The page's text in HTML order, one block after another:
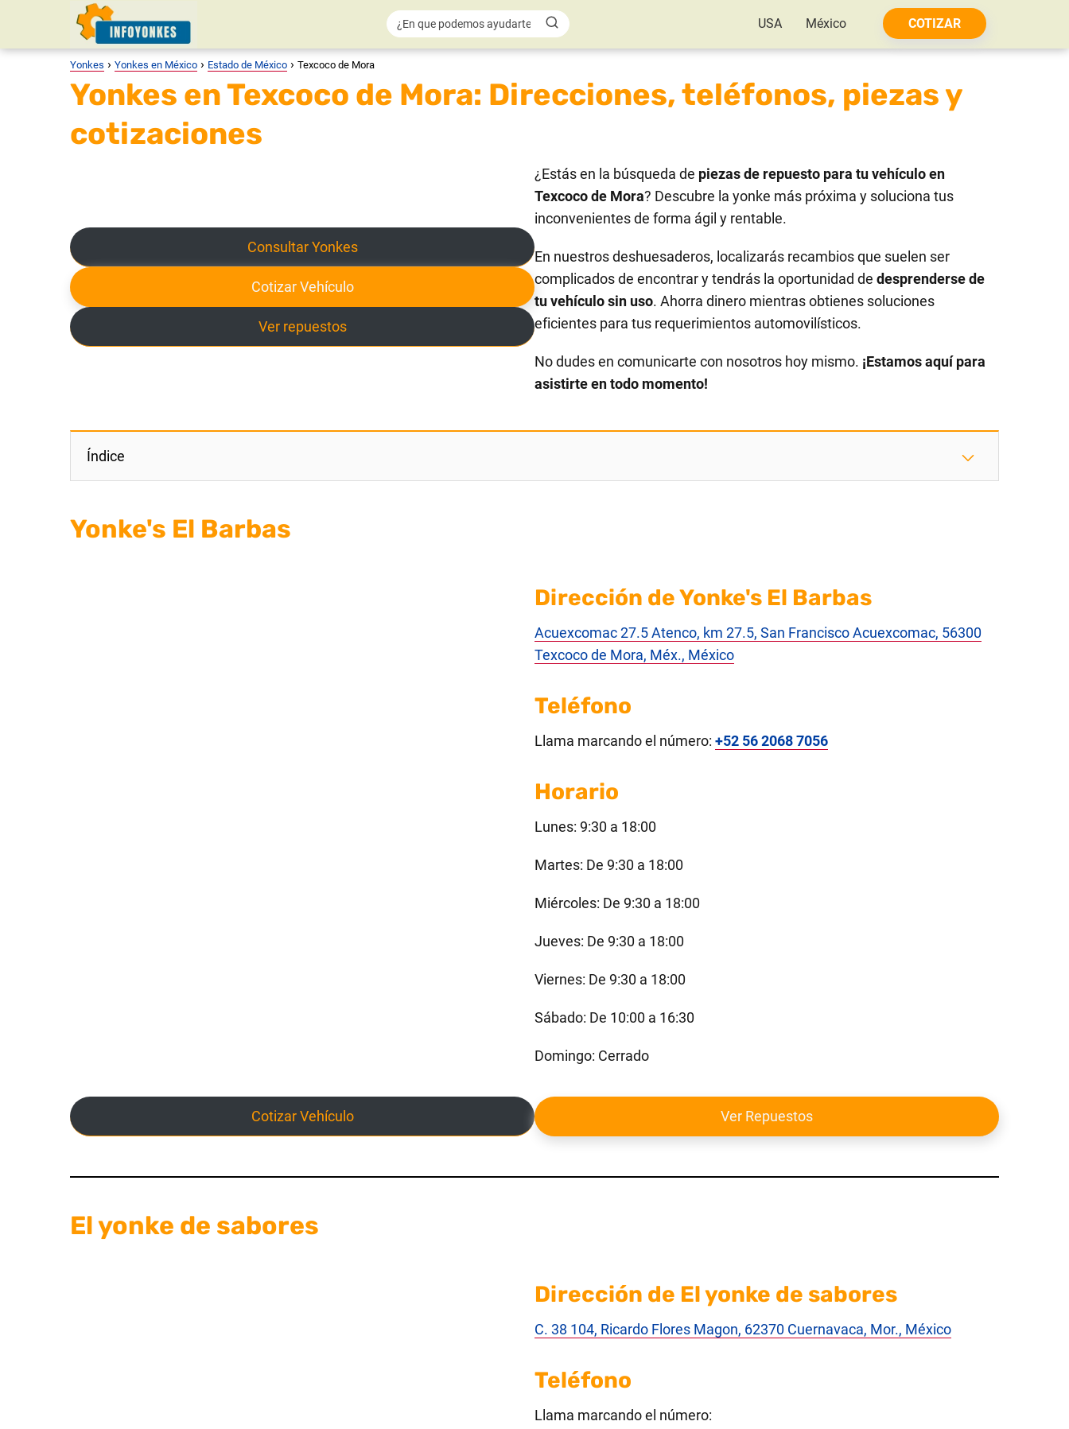
USA México COTIZAR
Yonkes Yonkes en México Estado de México Texcoco de Mora
Yonkes en Texcoco de Mora: Direcciones, teléfonos, piezas y
cotizaciones
Consultar Yonkes
Cotizar Vehículo
Ver repuestos
¿Estás en la búsqueda de piezas de repuesto para tu vehículo en
Texcoco de Mora? Descubre la yonke más próxima y soluciona tus
inconvenientes de forma ágil y rentable.
En nuestros deshuesaderos, localizarás recambios que suelen ser
complicados de encontrar y tendrás la oportunidad de desprenderse de
tu vehículo sin uso. Ahorra dinero mientras obtienes soluciones
eficientes para tus requerimientos automovilísticos.
No dudes en comunicarte con nosotros hoy mismo. ¡Estamos aquí para
asistirte en todo momento!
Índice
Yonke's El Barbas
Dirección de Yonke's El Barbas
Acuexcomac 27.5 Atenco, km 27.5, San Francisco Acuexcomac, 56300
Texcoco de Mora, Méx., México
Teléfono
Llama marcando el número: +52 56 2068 7056
Horario
Lunes: 9:30 a 18:00
Martes: De 9:30 a 18:00
Miércoles: De 9:30 a 18:00
Jueves: De 9:30 a 18:00
Viernes: De 9:30 a 18:00
Sábado: De 10:00 a 16:30
Domingo: Cerrado
Cotizar Vehículo Ver Repuestos
El yonke de sabores
Dirección de El yonke de sabores
C. 38 104, Ricardo Flores Magon, 62370 Cuernavaca, Mor., México
Teléfono
Llama marcando el número: